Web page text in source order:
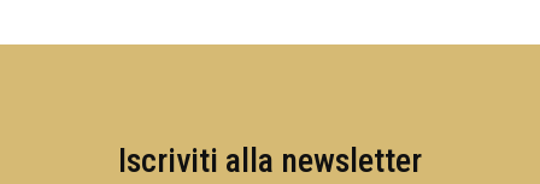
Iscriviti alla newsletter